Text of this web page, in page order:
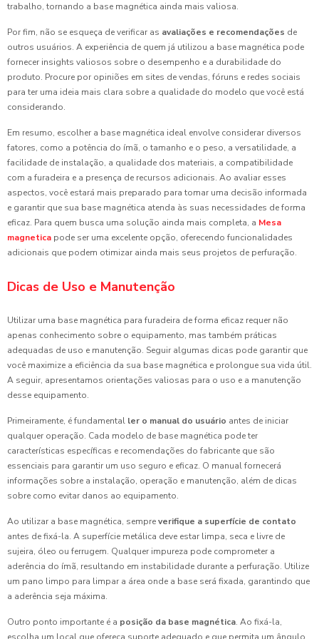
trabalho, tornando a base magnética ainda mais valiosa.
Por fim, não se esqueça de verificar as avaliações e recomendações de
outros usuários. A experiência de quem já utilizou a base magnética pode
fornecer insights valiosos sobre o desempenho e a durabilidade do
produto. Procure por opiniões em sites de vendas, fóruns e redes sociais
para ter uma ideia mais clara sobre a qualidade do modelo que você está
considerando.
Em resumo, escolher a base magnética ideal envolve considerar diversos
fatores, como a potência do ímã, o tamanho e o peso, a versatilidade, a
facilidade de instalação, a qualidade dos materiais, a compatibilidade
com a furadeira e a presença de recursos adicionais. Ao avaliar esses
aspectos, você estará mais preparado para tomar uma decisão informada
e garantir que sua base magnética atenda às suas necessidades de forma
eficaz. Para quem busca uma solução ainda mais completa, a Mesa
magnetica pode ser uma excelente opção, oferecendo funcionalidades
adicionais que podem otimizar ainda mais seus projetos de perfuração.
Dicas de Uso e Manutenção
Utilizar uma base magnética para furadeira de forma eficaz requer não
apenas conhecimento sobre o equipamento, mas também práticas
adequadas de uso e manutenção. Seguir algumas dicas pode garantir que
você maximize a eficiência da sua base magnética e prolongue sua vida útil.
A seguir, apresentamos orientações valiosas para o uso e a manutenção
desse equipamento.
Primeiramente, é fundamental ler o manual do usuário antes de iniciar
qualquer operação. Cada modelo de base magnética pode ter
características específicas e recomendações do fabricante que são
essenciais para garantir um uso seguro e eficaz. O manual fornecerá
informações sobre a instalação, operação e manutenção, além de dicas
sobre como evitar danos ao equipamento.
Ao utilizar a base magnética, sempreverifique a superfície de contato
antes de fixá-la. A superfície metálica deve estar limpa, seca e livre de
sujeira, óleo ou ferrugem. Qualquer impureza pode comprometer a
aderência do ímã, resultando em instabilidade durante a perfuração. Utilize
um pano limpo para limpar a área onde a base será fixada, garantindo que
a aderência seja máxima.
Outro ponto importante é a posição da base magnética. Ao fixá-la,